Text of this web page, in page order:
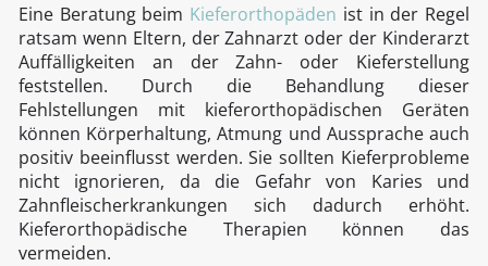
Eine Beratung beim Kieferorthopäden ist in der Regel
ratsam wenn Eltern, der Zahnarzt oder der Kinderarzt
Auffälligkeiten an der Zahn- oder Kieferstellung
feststellen. Durch die Behandlung dieser
Fehlstellungen mit kieferorthopädischen Geräten
können Körperhaltung, Atmung und Aussprache auch
positiv beeinflusst werden. Sie sollten Kieferprobleme
nicht ignorieren, da die Gefahr von Karies und
Zahnfleischerkrankungen sich dadurch erhöht.
Kieferorthopädische Therapien können das
vermeiden.